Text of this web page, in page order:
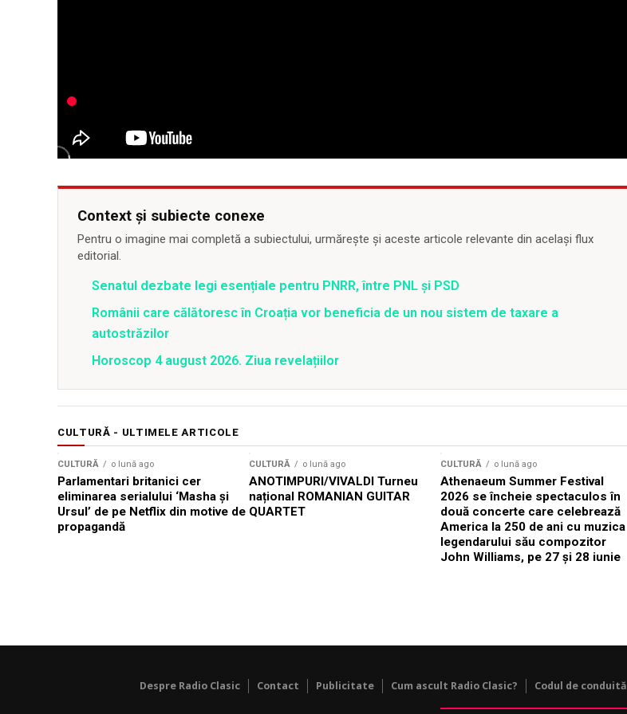
Context și subiecte conexe
Pentru o imagine mai completă a subiectului, urmărește și aceste articole relevante din același flux
editorial.
Senatul dezbate legi esențiale pentru PNRR, între PNL și PSD
Românii care călătoresc în Croația vor beneficia de un nou sistem de taxare a
autostrăzilor
Horoscop 4 august 2026. Ziua revelațiilor
CULTURĂ - ULTIMELE ARTICOLE
CULTURĂ o lună ago
Parlamentari britanici cer
eliminarea serialului ‘Masha și
Ursul’ de pe Netflix din motive de
propagandă
CULTURĂ o lună ago
ANOTIMPURI/VIVALDI Turneu
național ROMANIAN GUITAR
QUARTET
CULTURĂ o lună ago
Athenaeum Summer Festival
2026 se încheie spectaculos în
două concerte care celebrează
America la 250 de ani cu muzica
legendarului său compozitor
John Williams, pe 27 și 28 iunie
Despre Radio Clasic Contact Publicitate Cum ascult Radio Clasic? Codul de conduită